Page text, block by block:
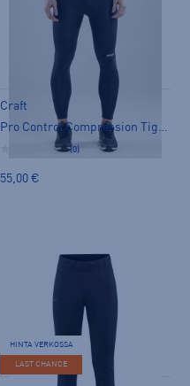
Craft
Pro Control Compression Tights UX - pitkät trikoot
(0)
55,00 €
HINTA VERKOSSA
LAST CHANCE